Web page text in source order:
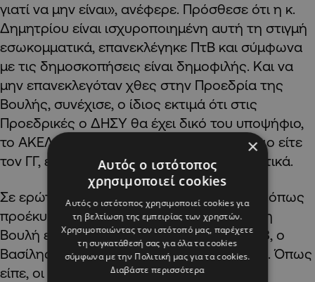
γιατί να μην είναι», ανέφερε. Πρόσθεσε ότι η κ.
Δημητρίου είναι ισχυροποιημένη αυτή τη στιγμή
εσωκομματικά, επανεκλέγηκε ΠτΒ και σύμφωνα
με τις δημοσκοπήσεις είναι δημοφιλής. Και να
μην επανεκλεγόταν χθες στην Προεδρία της
Βουλής, συνέχισε, ο ίδιος εκτιμά ότι στις
Προεδρικές ο ΔΗΣΥ θα έχει δικό του υποψήφιο,
το ΑΚΕΛ θα έχει επίσης δικό του υποψήφιο είτε
τον ΓΓ, είτε άτομο με πιο ήπια χαρακτηριστικά.
Σε ερώτηση εάν το σκηνικό συνεργασιών, όπως
προέκυψε από τη χθεσινή ψηφοφορία στη
Βουλή είναι και το τελικό ως προς το 2028, ο
Βασίλης Πρωτοπαπάς απάντησε αρνητικά. Όπως
είπε, οι πιθανολογούμενες εξελίξεις στο
×
Αυτός ο ιστότοπος
χρησιμοποιεί cookies
Αυτός ο ιστότοπος χρησιμοποιεί cookies για
τη βελτίωση της εμπειρίας των χρηστών.
Χρησιμοποιώντας τον ιστότοπό μας, παρέχετε
τη συγκατάθεσή σας για όλα τα cookies
σύμφωνα με την Πολιτική μας για τα cookies.
Διαβάστε περισσότερα